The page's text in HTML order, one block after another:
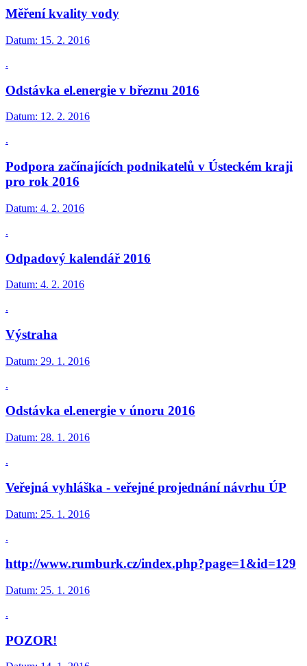
Měření kvality vody
Datum: 15. 2. 2016
.
Odstávka el.energie v březnu 2016
Datum: 12. 2. 2016
.
Podpora začínajících podnikatelů v Ústeckém kraji
pro rok 2016
Datum: 4. 2. 2016
.
Odpadový kalendář 2016
Datum: 4. 2. 2016
.
Výstraha
Datum: 29. 1. 2016
.
Odstávka el.energie v únoru 2016
Datum: 28. 1. 2016
.
Veřejná vyhláška - veřejné projednání návrhu ÚP
Datum: 25. 1. 2016
.
http://www.rumburk.cz/index.php?page=1&id=129
Datum: 25. 1. 2016
.
POZOR!